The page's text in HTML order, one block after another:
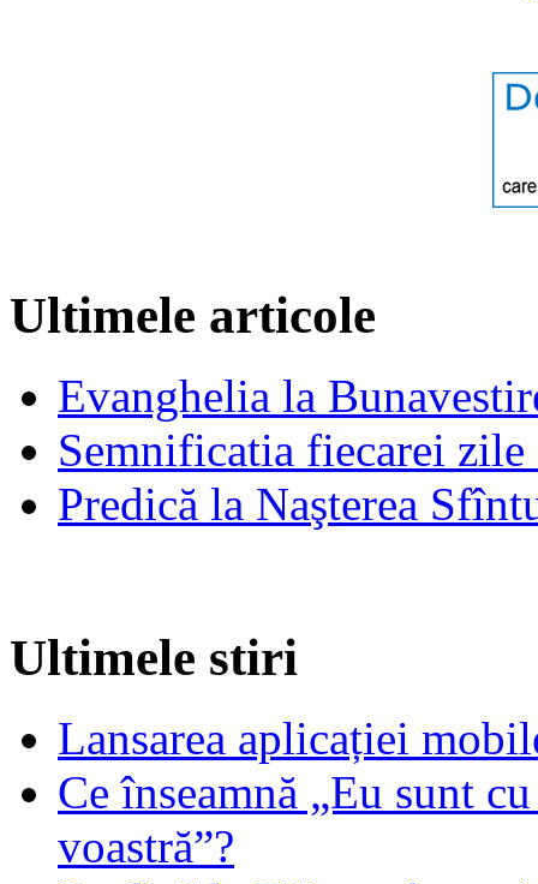
Ultimele articole
Evanghelia la
Semnificatia fiecarei
Predică la Naşterea
Ultimele stiri
Lansarea aplicației
Ce înseamnă „Eu sunt
voastră”?